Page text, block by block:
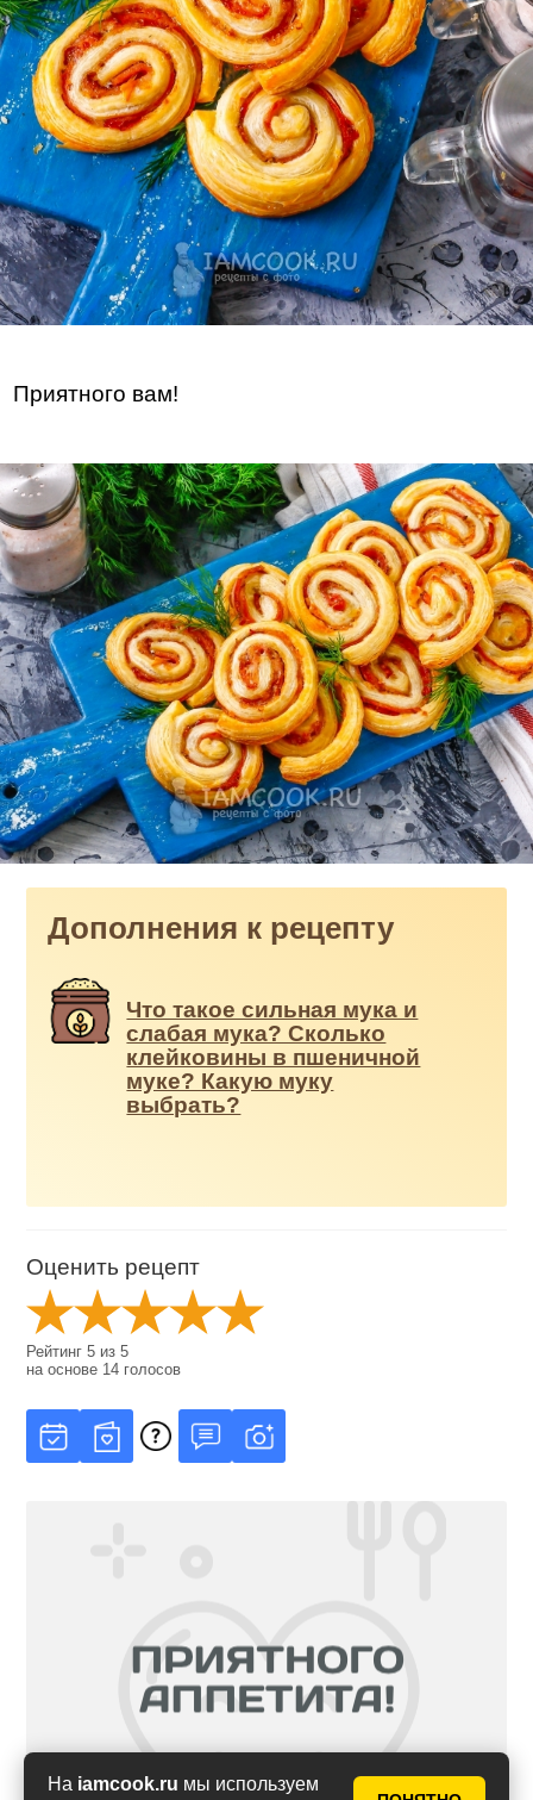
На iamcook.ru мы используем
Приятного вам!
Дополнения к рецепту
Что такое сильная мука и
слабая мука? Сколько
клейковины в пшеничной
муке? Какую муку
выбрать?
Оценить рецепт
Рейтинг5 из5
на основе 14 голосов